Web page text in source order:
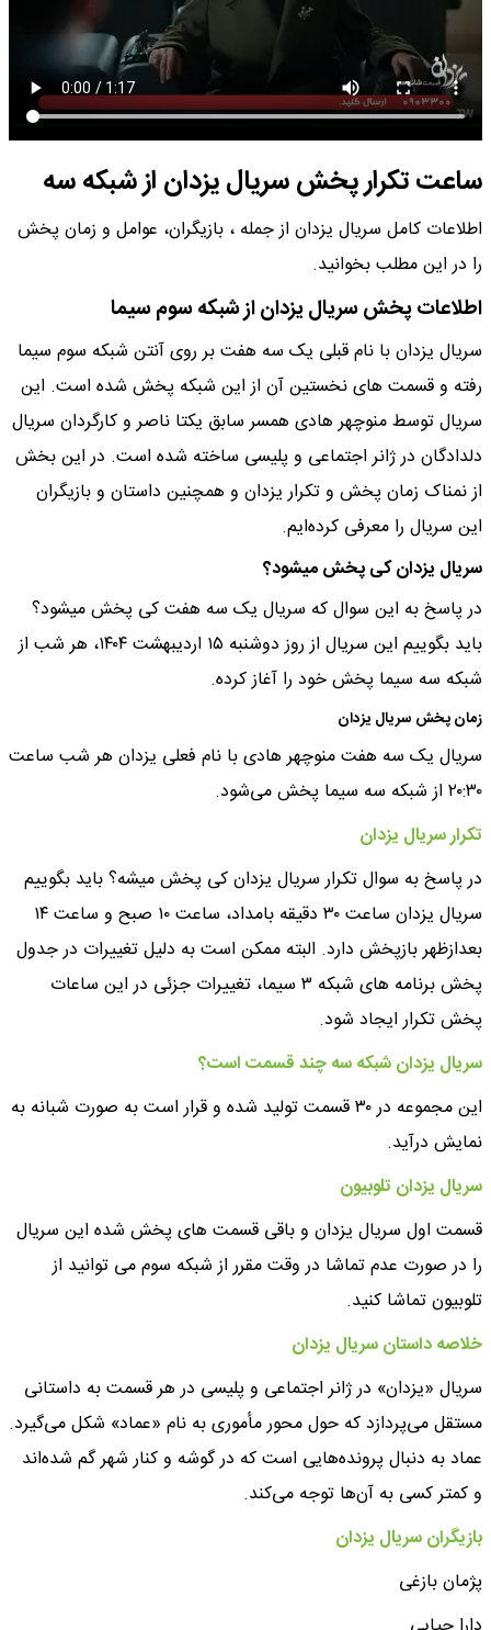
ساعت تکرار پخش سریال یزدان از شبکه سه
اطلاعات کامل سریال یزدان از جمله ، بازیگران، عوامل و زمان پخش
را در این مطلب بخوانید.
اطلاعات پخش سریال یزدان از شبکه سوم سیما
سریال یزدان با نام قبلی یک سه هفت بر روی آنتن شبکه سوم سیما
رفته و قسمت های نخستین آن از این شبکه پخش شده است. این
سریال توسط منوچهر هادی همسر سابق یکتا ناصر و کارگردان سریال
دلدادگان در ژانر اجتماعی و پلیسی ساخته شده است. در این بخش
از نمناک زمان پخش و تکرار یزدان و همچنین داستان و بازیگران
این سریال را معرفی کرده‌ایم.
سریال یزدان کی پخش میشود؟
در پاسخ به این سوال که سریال یک سه هفت کی پخش میشود؟
باید بگوییم این سریال از روز دوشنبه ۱۵ اردیبهشت ۱۴۰۴، هر شب از
شبکه سه سیما پخش خود را آغاز کرده.
زمان پخش سریال یزدان
سریال یک سه هفت منوچهر هادی با نام فعلی یزدان هر شب ساعت
۲۰:۳۰ از شبکه سه سیما پخش می‌شود.
تکرار سریال یزدان
در پاسخ به سوال تکرار سریال یزدان کی پخش میشه؟ باید بگوییم
سریال یزدان ساعت ۳۰ دقیقه بامداد، ساعت ۱۰ صبح و ساعت ۱۴
بعدازظهر بازپخش دارد. البته ممکن است به دلیل تغییرات در جدول
پخش برنامه های شبکه ۳ سیما، تغییرات جزئی در این ساعات
پخش تکرار ایجاد شود.
سریال یزدان شبکه سه چند قسمت است؟
این مجموعه در ۳۰ قسمت تولید شده و قرار است به صورت شبانه به
نمایش درآید.
سریال یزدان تلوبیون
قسمت اول سریال یزدان و باقی قسمت های پخش شده این سریال
را در صورت عدم تماشا در وقت مقرر از شبکه سوم می توانید از
تلوبیون تماشا کنید.
خلاصه داستان سریال یزدان
سریال «یزدان» در ژانر اجتماعی و پلیسی در هر قسمت به داستانی
مستقل می‌پردازد که حول محور مأموری به نام «عماد» شکل می‌گیرد.
عماد به دنبال پرونده‌هایی است که در گوشه و کنار شهر گم شده‌اند
و کمتر کسی به آن‌ها توجه می‌کند.
بازیگران سریال یزدان
پژمان بازغی